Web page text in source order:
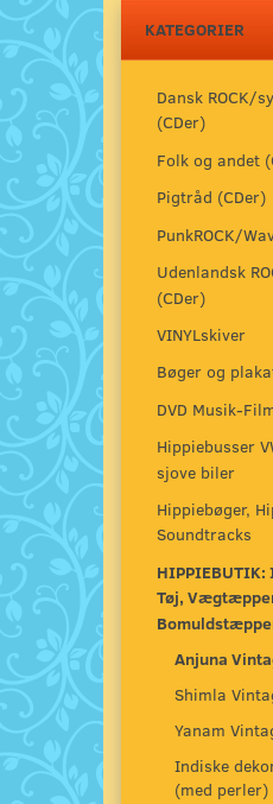
KATEGORIER
Dansk ROCK/
(CDer)
Folk og andet
Pigtråd (CDer)
PunkROCK/
Udenlandsk
(CDer)
VINYLskiver
Bøger og
DVD Musik-
Hippiebusser
sjove biler
Hippiebøger,
Soundtracks
Tøj,
Anjuna
Shimla
Yanam
Indiske
(med perler)